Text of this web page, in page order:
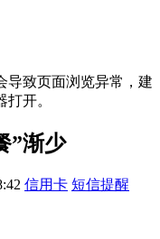
导致页面浏览异常，建
开。
”渐少
信用卡 短信提醒